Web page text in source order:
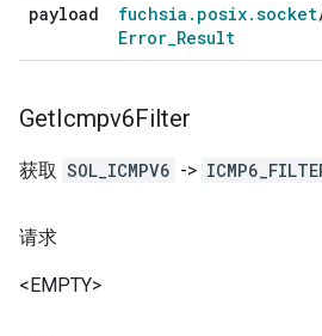
payload fuchsia . posix.socket
Error Result
GetIcmpv6Filter
获取 SOL_ICMPV6 ->
请求
<EMPTY>